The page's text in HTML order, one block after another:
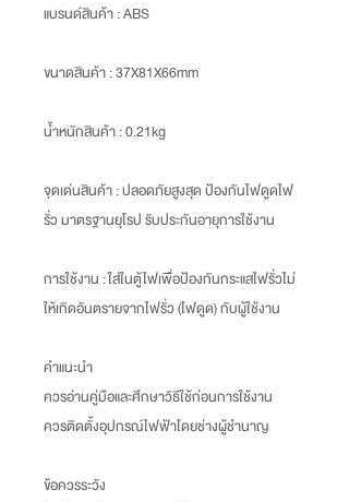
แบรนด์สินค้า : ABS
ขนาดสินค้า: 37X81X66mm
น้ำหนักสินค้า: 0.21kg
จุดเด่นสินค้า :ปลอดภัยสูงสุด ป้องกันไฟดูดไฟ
รั่ว มาตรฐานยุโรป รับประกันอายุการใช้งาน
การใช้งาน :ใส่ในตู้ไฟเพื่อป้องกันกระแสไฟรั่วไม่
ให้เกิดอันตรายจากไฟรั่ว (ไฟดูด) กับผู้ใช้งาน
คำแนะนำ
ควรอ่านคู่มือและศึกษาวิธีใช้ก่อนการใช้งาน
ควรติดตั้งอุปกรณ์ไฟฟ้าโดยช่างผู้ชำนาญ
ข้อควรระวัง